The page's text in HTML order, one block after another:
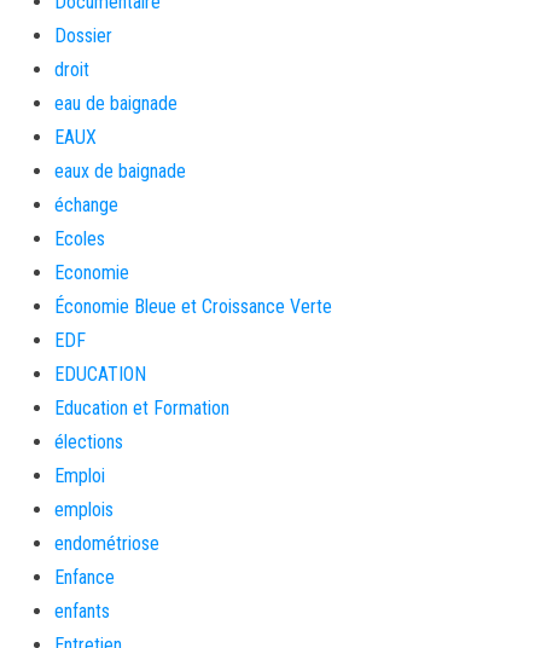
Dossier
droit
eau de baignade
EAUX
eaux de baignade
échange
Ecoles
Economie
Économie Bleue et Croissance Verte
EDF
EDUCATION
Education et Formation
élections
Emploi
emplois
endométriose
Enfance
enfants